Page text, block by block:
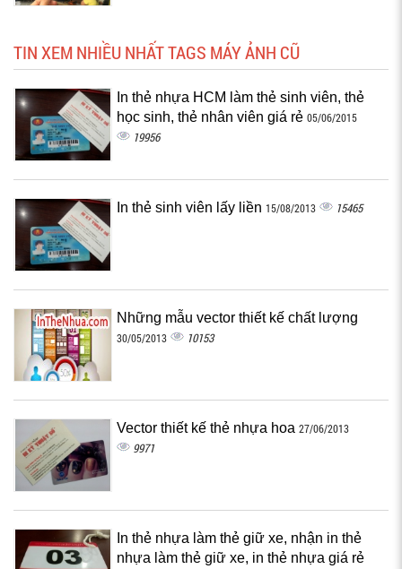
TIN XEM NHIỀU NHẤT TAGS MÁY ẢNH CŨ
In thẻ nhựa HCM làm thẻ sinh viên, thẻ
học sinh, thẻ nhân viên giá rẻ 05/06/2015
19956
In thẻ sinh viên lấy liền 15/08/2013 15465
Những mẫu vector thiết kế chất lượng
30/05/2013 10153
Vector thiết kế thẻ nhựa hoa 27/06/2013
9971
In thẻ nhựa làm thẻ giữ xe, nhận in thẻ
nhựa làm thẻ giữ xe, in thẻ nhựa giá rẻ